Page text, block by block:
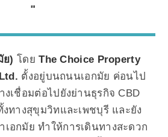
ย) โดยThe Choice Property
ตั้งอยู่บนถนนเอกมัย ค่อนไป
งเชื่อมต่อไปยังย่านธุรกิจ CBD
งทางสุขุมวิทและเพชบุรี และยัง
อกมัย ทำให้การเดินทางสะดวก